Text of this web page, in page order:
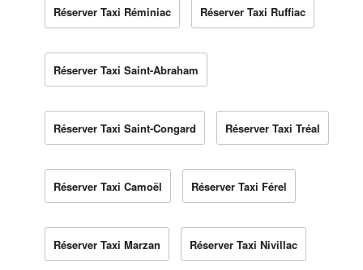
Réserver Taxi Réminiac Réserver Taxi Ruffiac
Réserver Taxi Saint-Abraham
Réserver Taxi Saint-Congard Réserver Taxi Tréal
Réserver Taxi Camoël Réserver Taxi Férel
Réserver Taxi Marzan Réserver Taxi Nivillac